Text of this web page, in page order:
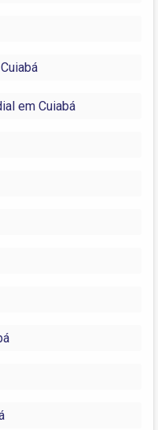
em Cuiabá